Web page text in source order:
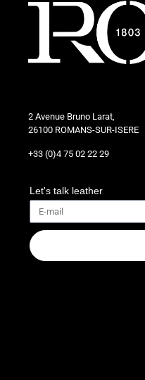
2 Avenue Bruno Larat,
26100 ROMANS-SUR-ISERE
+33 (0)4 75 02 22 29
Let's talk leather